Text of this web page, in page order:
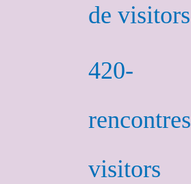
de visitors
420-
rencontres
visitors